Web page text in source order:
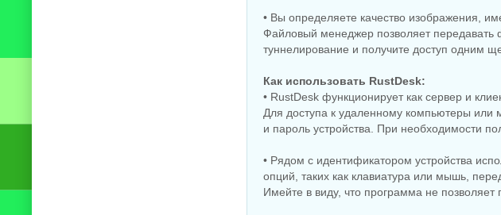
• Вы определяете качество изображения,
Файловый менеджер позволяет
туннелирование и получите доступ одним
Как использовать RustDesk:
• RustDesk функционирует как сервер и
Для доступа к удаленному компьютеры или
и пароль устройства. При необходимости
• Рядом с идентификатором устройства
опций, таких как клавиатура или мышь,
Имейте в виду, что программа не